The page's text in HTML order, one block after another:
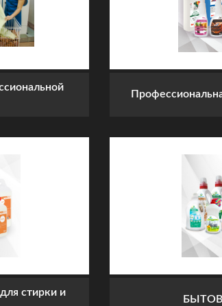
стирки и